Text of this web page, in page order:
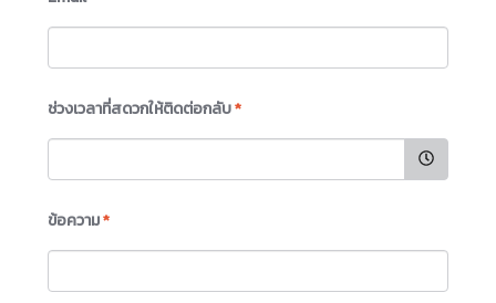
ช่วงเวลาที่สดวกให้ติดต่อกลับ*
ข้อความ*